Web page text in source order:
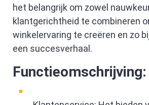
het belangrijk om zowel
klantgerichtheid te combineren
winkelervaring te creëren en zo
een succesverhaal.
Functieomschrijving: